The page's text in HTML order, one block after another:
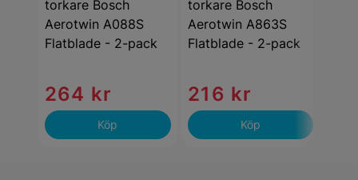
torkare Bosch
Aerotwin A088S
Flatblade - 2-pack
264 kr
Köp
torkare Bosch
Aerotwin A863S
Flatblade - 2-pack
216 kr
Köp